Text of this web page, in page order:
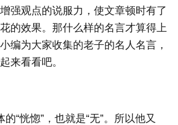
强观点的说服力，使文章顿时有了
的效果。那什么样的名言才算得上
编为大家收集的老子的名人名言，
来看看吧。
恍惚”，也就是“无”。所以他又